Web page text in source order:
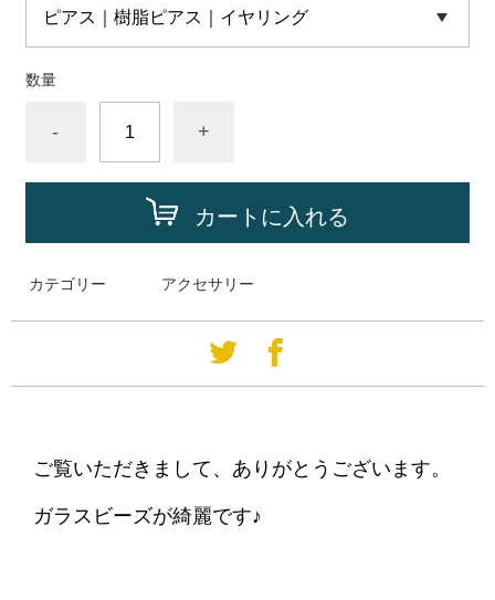
数量
- +
カートに入れる
カテゴリー アクセサリー
ご覧いただきまして、ありがとうございます。
ガラスビーズが綺麗です♪